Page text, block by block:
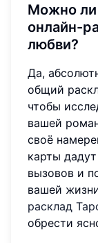
Можно ли
онлайн-
любви?
Да,
общий
чтобы
вашей
своё
карты
вызовов и
вашей
расклад
обрести